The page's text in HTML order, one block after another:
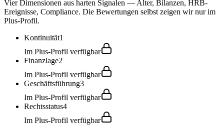
Vier Dimensionen aus harten Signalen — Alter, Bilanzen, HRB-
Ereignisse, Compliance. Die Bewertungen selbst zeigen wir nur im
Plus-Profil.
Kontinuität1
Im Plus-Profil verfügbar
Finanzlage2
Im Plus-Profil verfügbar
Geschäftsführung3
Im Plus-Profil verfügbar
Rechtsstatus4
Im Plus-Profil verfügbar